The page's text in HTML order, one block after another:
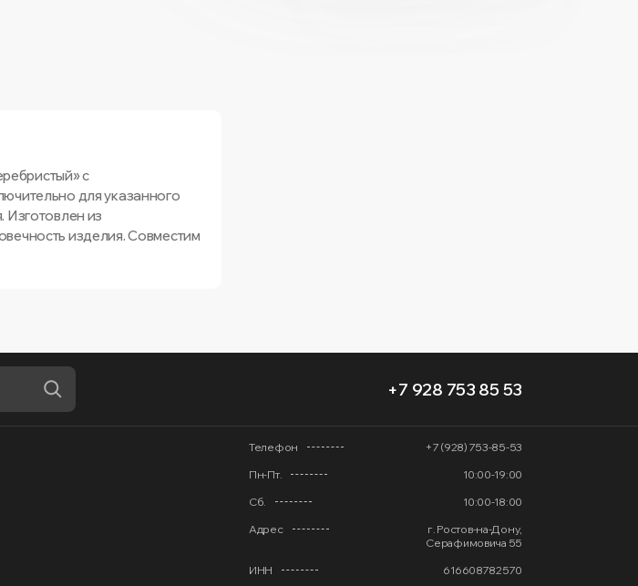
с
для указанного
Изготовлен из
изделия. Совместим
+7 928 753 85 53
Телефон
+7 (928) 753-85-53
Пн-Пт.
10:00-19:00
Сб.
10:00-18:00
Адрес
г. Ростов-на-Дону,
Серафимовича 55
ИНН
616608782570